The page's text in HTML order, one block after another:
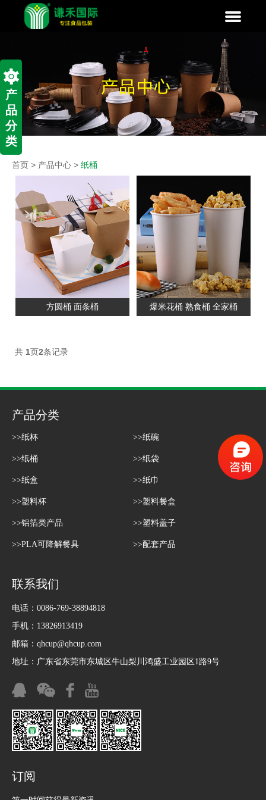
产
品
分
类
首页 > 产品中心 >纸桶
方圆桶 面条桶 爆米花桶 熟食桶 全家桶
共 1页2条记录
产品分类
>>纸杯 >>纸碗
>>纸桶 >>纸袋
>>纸盒 >>纸巾
>>塑料杯 >>塑料餐盒
>>铝箔类产品 >>塑料盖子
>>PLA可降解餐具 >>配套产品
联系我们
电话：0086-769-38894818
手机：13826913419
邮箱：qhcup@qhcup.com
地址：广东省东莞市东城区牛山梨川鸿盛工业园区1路9号
订阅